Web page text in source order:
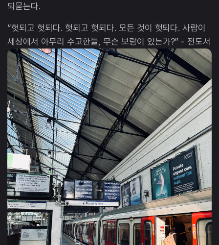
되묻는다.
“헛되고 헛되다. 헛되고 헛되다. 모든 것이 헛되다. 사람이
세상에서 아무리 수고한들, 무슨 보람이 있는가?” - 전도서